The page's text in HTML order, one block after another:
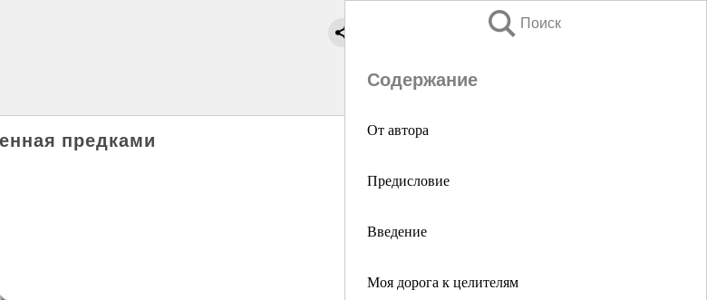
Поиск
Содержание
От автора
Предисловие
Введение
Моя дорога к целителям
предками